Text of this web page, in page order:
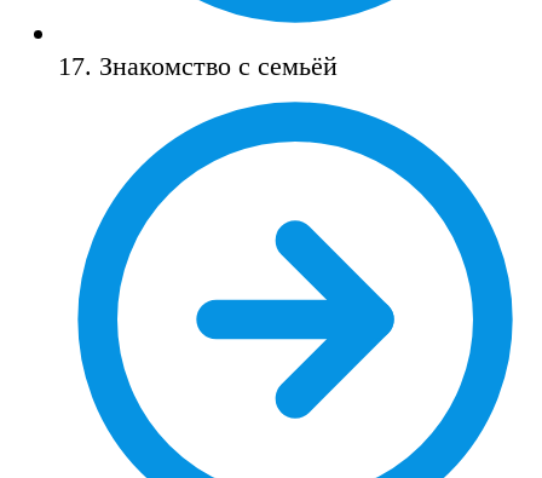
17. Знакомство с семьёй